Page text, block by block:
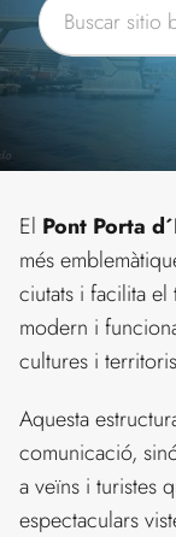
El Pont Porta
més
ciutats i facilita
modern i
cultures i
Aquesta
comunicació,
a veïns i turistes
espectaculars